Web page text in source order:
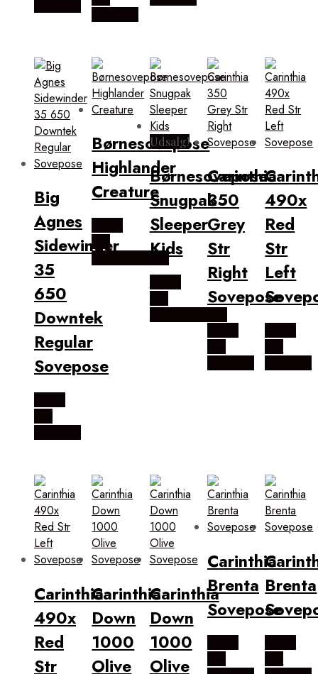
Big
Agnes
Sidewinder
35
650
Downtek
Regular
Sovepose
Børnesovepose
Highlander
Creature
hos
Backpackerlife
Udsalg!
Børnesovepose
Snugpak
Sleeper
Kids
Carinthia
350
Grey
Str
Right
Sovepose
490x
Red
Str
Left
Carinthia
490x
Red
Str
Carinthia
Down
1000
Olive
Carinthia
Down
1000
Olive
Carinthia
Brenta
Sovepose
Brenta